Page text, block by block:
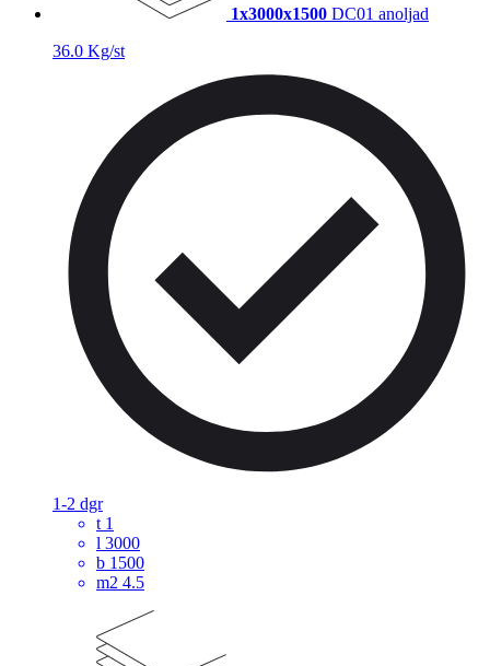
1x3000x1500 DC01 anoljad
36.0 Kg/st
1-2 dgr
t 1
l 3000
b 1500
m2 4.5